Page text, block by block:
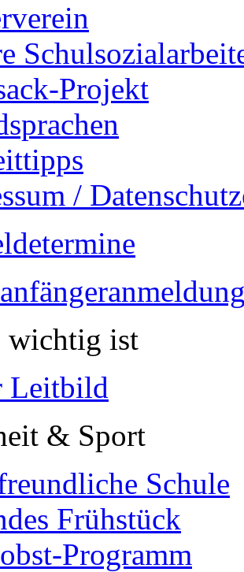
Projekt
/
wichtig ist
Leitbild
& Sport
Schule
Frühstück
Programm